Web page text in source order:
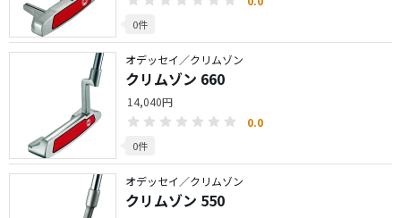
0件
オデッセイ／クリムゾン
クリムゾン 660
14,040円
0.0
0件
オデッセイ／クリムゾン
クリムゾン 550